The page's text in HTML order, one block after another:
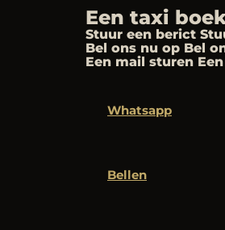
Een taxi
Stuur een berict
Bel ons nu op Bel
Een mail sturen
Whatsapp
Bellen